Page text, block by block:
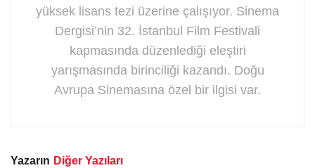
yüksek lisans tezi üzerine çalışıyor. Sinema
Dergisi’nin 32. İstanbul Film Festivali
kapmasında düzenlediği eleştiri
yarışmasında birinciliği kazandı. Doğu
Avrupa Sinemasına özel bir ilgisi var.
Yazarın Diğer Yazıları